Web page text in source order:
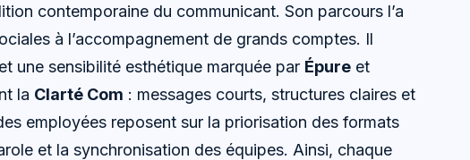
contemporaine du communicant. Son parcours l’a
à l’accompagnement de grands comptes. Il
une sensibilité esthétique marquée par Épure et
la Clarté Com : messages courts, structures claires et
employées reposent sur la priorisation des formats
et la synchronisation des équipes. Ainsi, chaque